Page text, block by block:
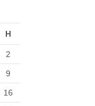
Н
2
9
16